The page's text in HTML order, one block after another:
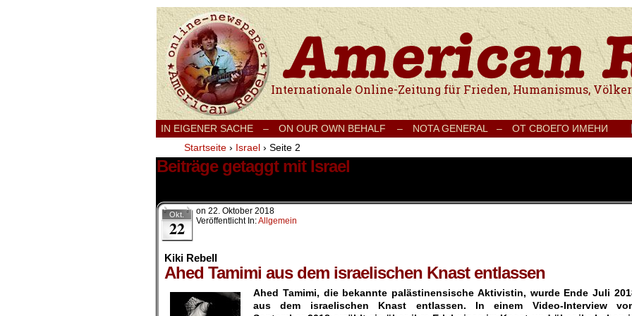
Internationale Onlinezeitung für Frieden, Humanismus, Völkerverständigung und
IN EIGENER SACHE – ON OUR OWN BEHALF – NOTA GENERAL – ОТ СВОЕГО ИМЕНИ
Startseite › Israel › Seite 2
Beiträge getaggt mit Israel
Okt.
22
on 22. Oktober 2018
Veröffentlicht In:Allgemein
Kiki Rebell
Ahed Tamimi aus dem israelischen Knast entlassen
Ahed Tamimi, die bekannte palästinensische Aktivistin, wurde Ende Juli
aus dem israelischen Knast entlassen. In einem Video-Interview